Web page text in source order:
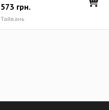
573 грн.
Тайвань